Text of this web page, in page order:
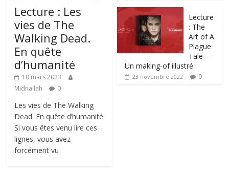
Lecture : Les
vies de The
Walking Dead.
En quête
d’humanité
10 mars 2023
Midnailah
0
Les vies de The Walking
Dead. En quête d’humanité
Si vous êtes venu lire ces
lignes, vous avez
forcément vu
Lecture
: The
Art of A
Plague
Tale –
Un making-of illustré
23 novembre 2022 0